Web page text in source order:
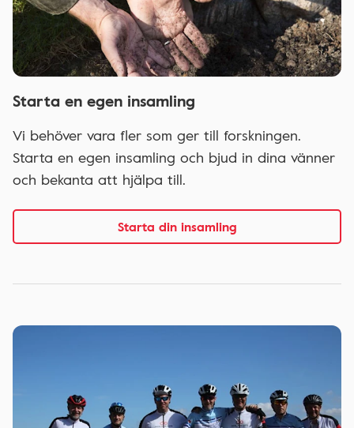
Starta en egen insamling
Vi behöver vara fler som ger till forskningen.
Starta en egen insamling och bjud in dina vänner
och bekanta att hjälpa till.
Starta din insamling